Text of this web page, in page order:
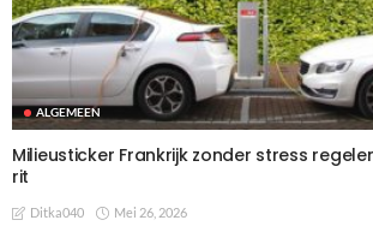
ALGEMEEN
Milieusticker Frankrijk zonder stress
rit
Ditka040 Mei 26, 2026